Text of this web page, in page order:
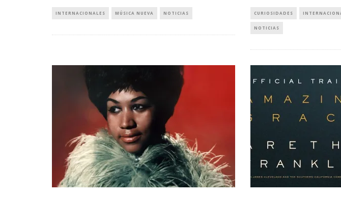
INTERNACIONALES MÚSICA NUEVA NOTICIAS CURIOSIDADES
NOTICIAS